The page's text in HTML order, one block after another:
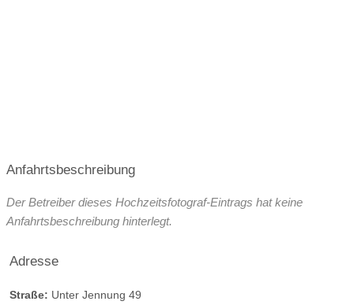
Anfahrtsbeschreibung
Der Betreiber dieses Hochzeitsfotograf-Eintrags hat keine
Anfahrtsbeschreibung hinterlegt.
Adresse
Straße: Unter Jennung 49